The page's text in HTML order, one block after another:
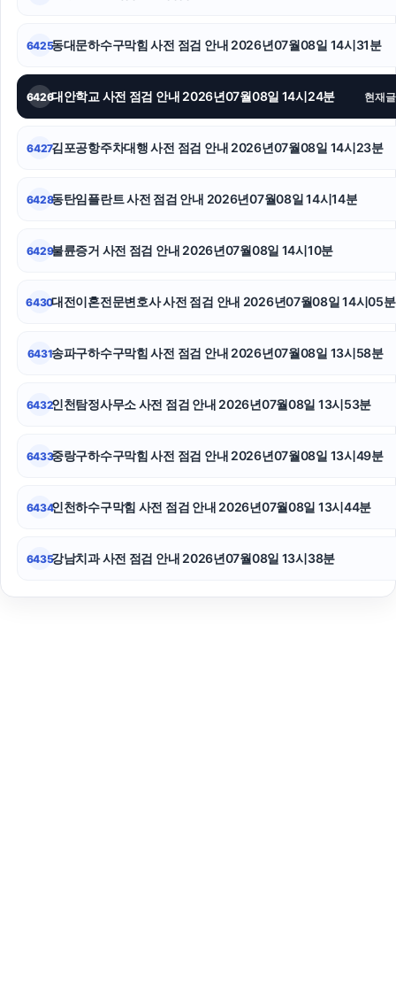
수원형사변호사
김포공항주차대행
용인마약전문변호사
인스타그램 좋아요 구매
6425동대문하수구막힘 사전 점검 안내 2026년07월08일 14시31분
6426대안학교 사전 점검 안내 2026년07월08일 14시24분 현재글
6427김포공항주차대행 사전 점검 안내 2026년07월08일 14시23분
6428동탄임플란트 사전 점검 안내 2026년07월08일 14시14분
6429불륜증거 사전 점검 안내 2026년07월08일 14시10분
6430대전이혼전문변호사 사전 점검 안내 2026년07월08일 14시05분
6431송파구하수구막힘 사전 점검 안내 2026년07월08일 13시58분
6432인천탐정사무소 사전 점검 안내 2026년07월08일 13시53분
6433중랑구하수구막힘 사전 점검 안내 2026년07월08일 13시49분
6434인천하수구막힘 사전 점검 안내 2026년07월08일 13시44분
6435강남치과 사전 점검 안내 2026년07월08일 13시38분